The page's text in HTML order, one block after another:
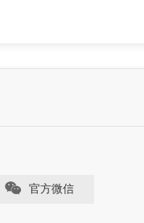
官方微信